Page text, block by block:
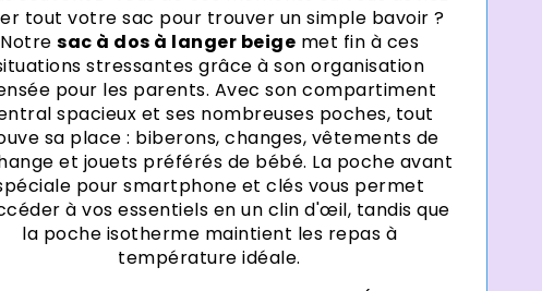
tout votre sac pour trouver un simple bavoir ?
Notresac à dos à langer beige met fin à ces
stressantes grâce à son organisation
pour les parents. Avec son compartiment
spacieux et ses nombreuses poches, tout
sa place : biberons, changes, vêtements de
et jouets préférés de bébé. La poche avant
pour smartphone et clés vous permet
à vos essentiels en un clin d'œil, tandis que
la poche isotherme maintient les repas à
température idéale.